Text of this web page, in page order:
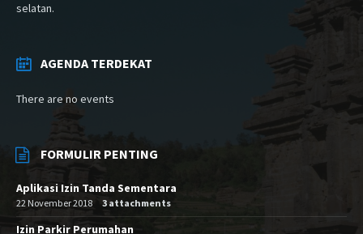
selatan.
AGENDA TERDEKAT
There are no events
FORMULIR PENTING
Aplikasi Izin Tanda Sementara
22 November 2018 3 attachments
Izin Parkir Perumahan